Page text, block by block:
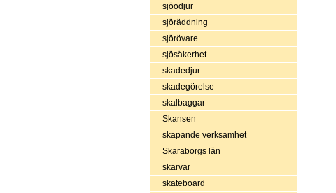
sjöodjur
sjöräddning
sjörövare
sjösäkerhet
skadedjur
skadegörelse
skalbaggar
Skansen
skapande verksamhet
Skaraborgs län
skarvar
skateboard